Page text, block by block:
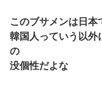
このブサメンは日本
韓国人っていう以外
の
没個性だよな